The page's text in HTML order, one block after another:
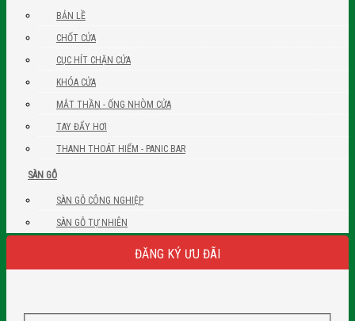
BẢN LỀ
CHỐT CỬA
CỤC HÍT CHẶN CỬA
KHÓA CỬA
MẮT THẦN - ỐNG NHÒM CỬA
TAY ĐẨY HƠI
THANH THOÁT HIỂM - PANIC BAR
SÀN GỖ
SÀN GỖ CÔNG NGHIỆP
SÀN GỖ TỰ NHIÊN
ĐĂNG KÝ ƯU ĐÃI